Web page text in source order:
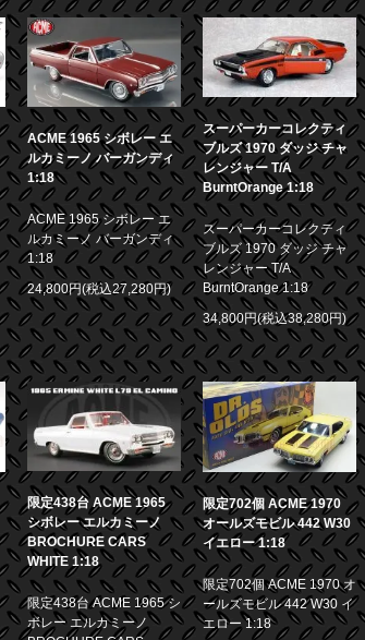
ACME 1965 シボレー エ
ルカミーノ バーガンディ
1:18
ACME 1965 シボレー エ
ルカミーノ バーガンディ
1:18
24,800円(税込27,280円)
スーパーカーコレクティ
ブルズ 1970 ダッジ チャ
レンジャー T/A
BurntOrange 1:18
スーパーカーコレクティ
ブルズ 1970 ダッジ チャ
レンジャー T/A
BurntOrange 1:18
34,800円(税込38,280円)
限定438台 ACME 1965
シボレー エルカミーノ
BROCHURE CARS
WHITE 1:18
限定438台 ACME 1965 シ
ボレー エルカミーノ
限定702個 ACME 1970
オールズモビル 442 W30
イエロー 1:18
限定702個 ACME 1970 オ
ールズモビル 442 W30 イ
エロー 1:18